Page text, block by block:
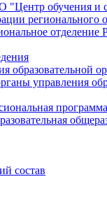
обучения и
отделение
образовательной
управления
состав